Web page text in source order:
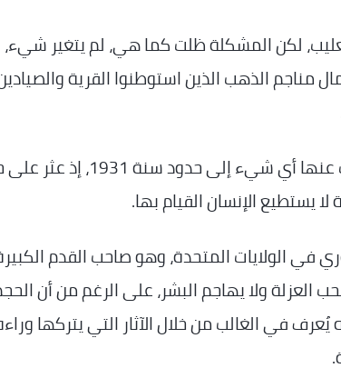
لكن المشكلة ظلت كما هي، لم يتغير شيء،
مناجم الذهب الذين استوطنوا القرية
خلال السنوات الأولى لم تكن الحوادث شائعة، فيما لم يثبت عنها أي شيء
يستطيع الإنسان القيام بها.
في الولايات المتحدة، وهو صاحب القدم
العزلة ولا يهاجم البشر، على الرغم من أن
في الغالب من خلال الآثار التي يتركها